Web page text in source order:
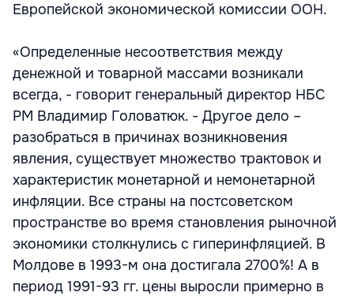
Европейской экономической комиссии ООН.
«Определенные несоответствия между
денежной и товарной массами возникали
всегда, - говорит генеральный директор НБС
РМ Владимир Головатюк. - Другое дело –
разобраться в причинах возникновения
явления, существует множество трактовок и
характеристик монетарной и немонетарной
инфляции. Все страны на постсоветском
пространстве во время становления рыночной
экономики столкнулись с гиперинфляцией. В
Молдове в 1993-м она достигала 2700%! А в
период 1991-93 гг. цены выросли примерно в